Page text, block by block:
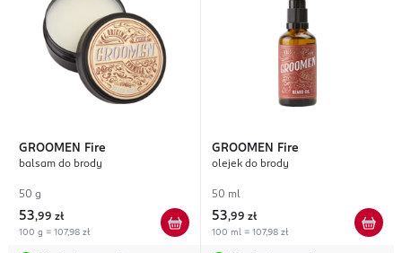
GROOMEN Fire
balsam do brody
50 g
53,99 zł
100 g = 107,98 zł
GROOMEN Fire
olejek do brody
50 ml
53,99 zł
100 ml = 107,98 zł